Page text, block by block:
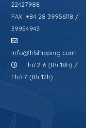
22427988
FAX: +84 28 39956118 /
39954943
info@hlshipping.com
Thứ 2-6 (8h-18h) /
Thứ 7 (8h-12h)